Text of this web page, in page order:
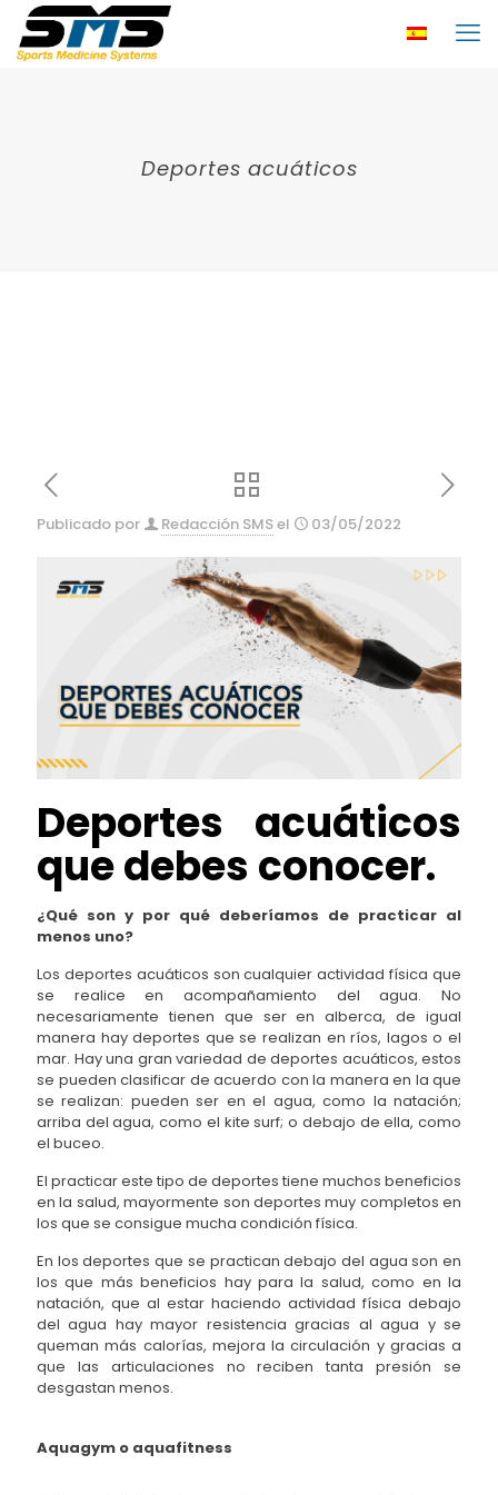
Deportes acuáticos
Publicado por Redacción SMSel 03/05/2022
Deportes acuáticos
que debes conocer.
¿Qué son y por qué deberíamos de practicar al
menos uno?
Los deportes acuáticos son cualquier actividad física que
se realice en acompañamiento del agua. No
necesariamente tienen que ser en alberca, de igual
manera hay deportes que se realizan en ríos, lagos o el
mar. Hay una gran variedad de deportes acuáticos, estos
se pueden clasificar de acuerdo con la manera en la que
se realizan: pueden ser en el agua, como la natación;
arriba del agua, como el kite surf; o debajo de ella, como
el buceo.
El practicar este tipo de deportes tiene muchos beneficios
en la salud, mayormente son deportes muy completos en
los que se consigue mucha condición física.
En los deportes que se practican debajo del agua son en
los que más beneficios hay para la salud, como en la
natación, que al estar haciendo actividad física debajo
del agua hay mayor resistencia gracias al agua y se
queman más calorías, mejora la circulación y gracias a
que las articulaciones no reciben tanta presión se
desgastan menos.
Aquagym o aquafitness